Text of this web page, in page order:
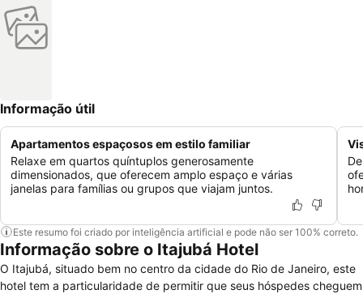
Informação útil
Apartamentos espaçosos em estilo familiar
Relaxe em quartos quíntuplos generosamente
dimensionados, que oferecem amplo espaço e várias
janelas para famílias ou grupos que viajam juntos.
Este resumo foi criado por inteligência artificial e pode não ser 100% correto.
Informação sobre o Itajubá Hotel
O Itajubá, situado bem no centro da cidade do Rio de Janeiro, este
hotel tem a particularidade de permitir que seus hóspedes cheguem